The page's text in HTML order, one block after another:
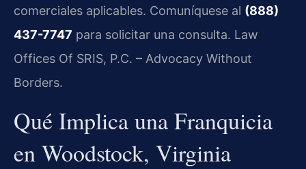
comerciales aplicables. Comuníquese al (888)
437-7747 para solicitar una consulta. Law
Offices Of SRIS, P.C. – Advocacy Without
Borders.
Qué Implica una Franquicia
en Woodstock, Virginia